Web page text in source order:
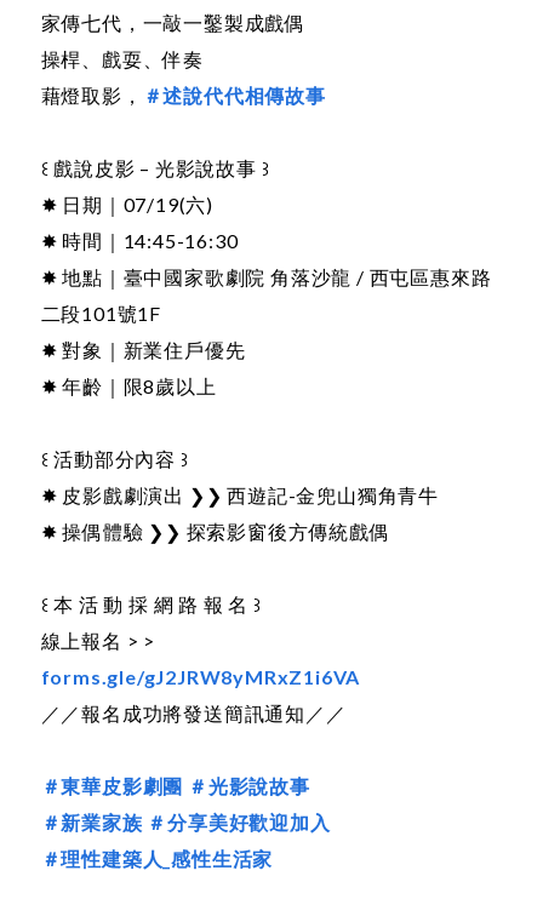
家傳七代，一敲一鑿製成戲偶
操桿、戲耍、伴奏
藉燈取影，
＃述說代代相傳故事
꒰ 戲說皮影 – 光影說故事 ꒱
✸ 日期｜07/19(六)
✸ 時間｜14:45-16:30
✸ 地點｜臺中國家歌劇院 角落沙龍 / 西屯區惠來路
二段101號1F
✸ 對象｜新業住戶優先
✸ 年齡｜限8歲以上
꒰ 活動部分內容 ꒱
✸ 皮影戲劇演出 ❯❯ 西遊記-金兜山獨角青牛
✸ 操偶體驗 ❯❯ 探索影窗後方傳統戲偶
꒰ 本 活 動 採 網 路 報 名 ꒱
線上報名 > >
forms.gle/gJ2JRW8yMRxZ1i6VA
／／報名成功將發送簡訊通知／／
＃東華皮影劇團 ＃光影說故事
＃新業家族 ＃分享美好歡迎加入
＃理性建築人_感性生活家